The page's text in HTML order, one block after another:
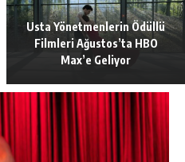
Usta Yönetmenlerin Ödüllü
Filmleri Ağustos’ta HBO
Max’e Geliyor